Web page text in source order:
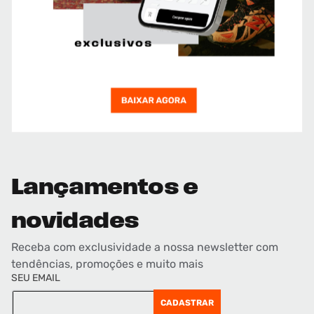
Lançamentos e
novidades
Receba com exclusividade a nossa newsletter com
tendências, promoções e muito mais
SEU EMAIL
CADASTRAR